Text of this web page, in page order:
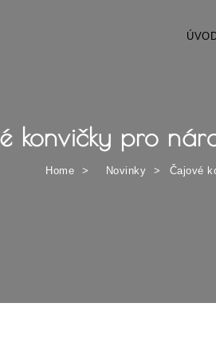
konvičky pro
Home Novinky Čajové